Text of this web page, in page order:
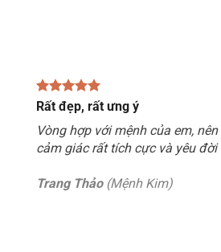
Rất đẹp, rất ưng ý
Vòng hợp với mệnh của em,
cảm giác rất tích cực và yêu đời
Trang Thảo(Mệnh Kim)